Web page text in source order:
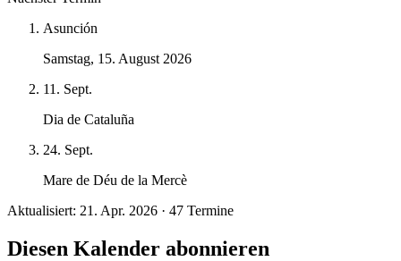
Asunción
Samstag, 15. August 2026
11. Sept.
Dia de Cataluña
24. Sept.
Mare de Déu de la Mercè
Aktualisiert: 21. Apr. 2026 · 47 Termine
Diesen Kalender abonnieren